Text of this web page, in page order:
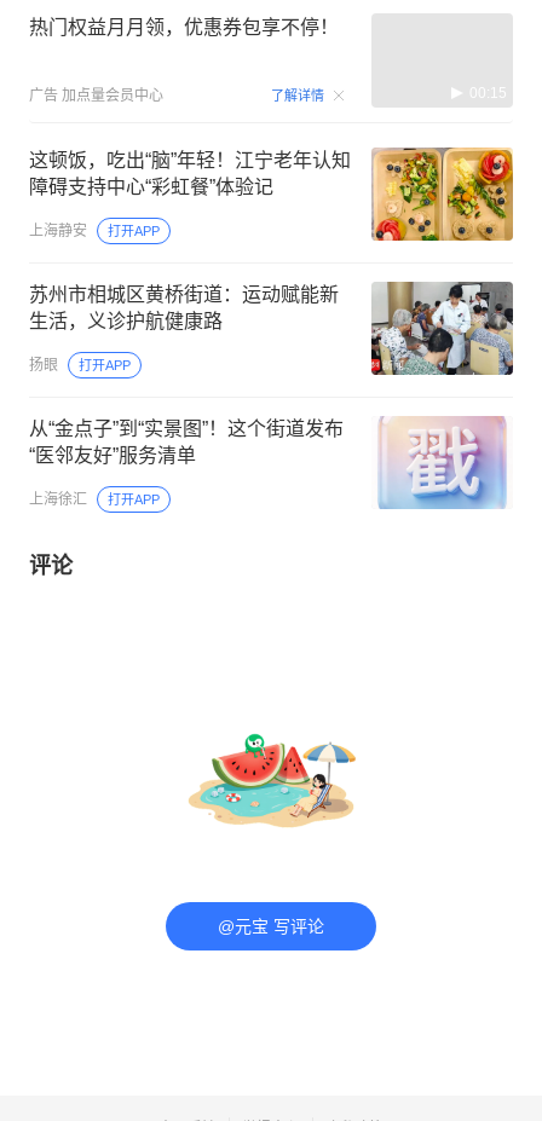
热门权益月月领，优惠券包享不停！
广告 加点量会员中心 了解详情 00:15
这顿饭，吃出“脑”年轻！江宁老年认知
障碍支持中心“彩虹餐”体验记
上海静安 打开APP
苏州市相城区黄桥街道：运动赋能新
生活，义诊护航健康路
扬眼 打开APP
从“金点子”到“实景图”！这个街道发布
“医邻友好”服务清单
上海徐汇 打开APP
评论
@元宝 写评论